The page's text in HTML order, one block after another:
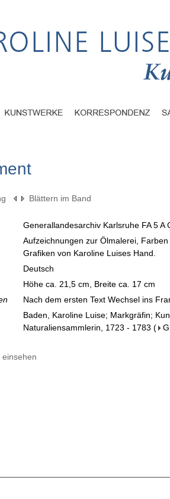
Blättern im Band
Generallandesarchiv Karlsruhe FA 5 A
Aufzeichnungen zur Ölmalerei,
Grafiken von Karoline Luises Hand.
Deutsch
Höhe ca. 21,5 cm, Breite ca. 17 cm
Nach dem ersten Text Wechsel ins
Baden, Karoline Luise; Markgräfin;
Naturaliensammlerin, 1723 - 1783 (
einsehen